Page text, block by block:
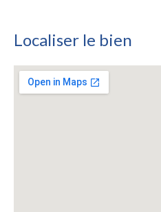
Localiser le bien